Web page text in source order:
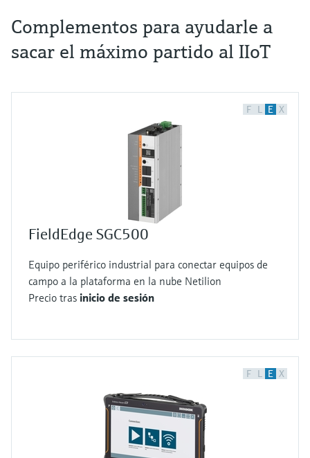
Complementos para ayudarle a
sacar el máximo partido al IIoT
F L E X
FieldEdge SGC500
Equipo periférico industrial para conectar equipos de
campo a la plataforma en la nube Netilion
Precio tras inicio de sesión
F L E X